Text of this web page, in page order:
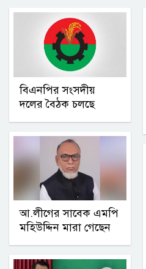
বিএনপির সংসদীয়
দলের বৈঠক চলছে
আ.লীগের সাবেক এমপি
মহিউদ্দিন মারা গেছেন